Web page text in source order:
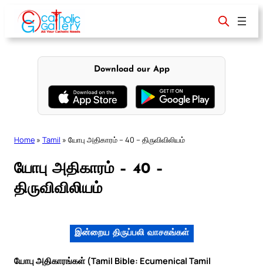
content
Download our App
Home » Tamil » யோபு அதிகாரம் – 40 – திருவிவிலியம்
யோபு அதிகாரம் – 40 –
திருவிவிலியம்
இன்றைய திருப்பலி வாசகங்கள்
யோபு அதிகாரங்கள் (Tamil Bible: Ecumenical Tamil